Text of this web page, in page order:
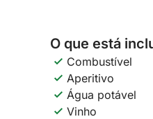
O que está
Combustível
Aperitivo
Água potável
Vinho